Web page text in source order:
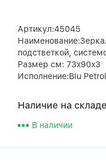
Артикул:45045
подстветкой,
Размер см: 73x90x3
Исполнение:Blu
Наличие на складе
В наличии